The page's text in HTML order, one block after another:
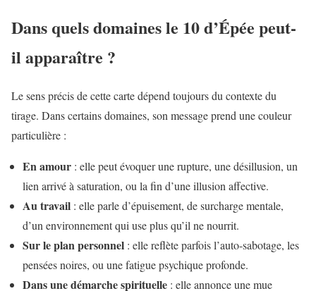
Dans quels domaines le 10 d’Épée peut-
il apparaître ?
Le sens précis de cette carte dépend toujours du contexte du
tirage. Dans certains domaines, son message prend une couleur
particulière :
En amour : elle peut évoquer une rupture, une désillusion, un
lien arrivé à saturation, ou la fin d’une illusion affective.
Au travail : elle parle d’épuisement, de surcharge mentale,
d’un environnement qui use plus qu’il ne nourrit.
Sur le plan personnel : elle reflète parfois l’auto-sabotage, les
pensées noires, ou une fatigue psychique profonde.
Dans une démarche spirituelle : elle annonce une mue